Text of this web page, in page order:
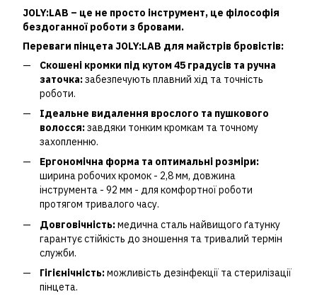
JOLY:LAB – це не просто інструмент, це філософія
бездоганної роботи з бровами.
Переваги пінцета JOLY:LAB для майстрів бровістів:
Скошені кромки під кутом 45 градусів та ручна
заточка:забезпечують плавний хід та точність
роботи.
Ідеальне видалення врослого та пушкового
волосся:завдяки тонким кромкам та точному
захопленню.
Ергономічна форма та оптимальні розміри:
ширина робочих кромок - 2,8 мм, довжина
інструмента - 92 мм - для комфортної роботи
протягом тривалого часу.
Довговічність:медична сталь найвищого ґатунку
гарантує стійкість до зношення та тривалий термін
служби.
Гігієнічність:можливість дезінфекції та стерилізації
пінцета.